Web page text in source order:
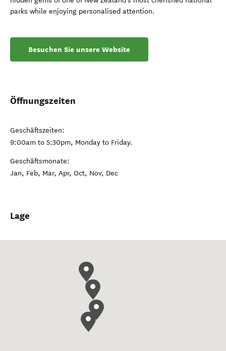
parks while enjoying personalised attention.
Besuchen Sie unsere Website
Öffnungszeiten
Geschäftszeiten:
9:00am to 5:30pm, Monday to Friday.
Geschäftsmonate:
Jan, Feb, Mar, Apr, Oct, Nov, Dec
Lage